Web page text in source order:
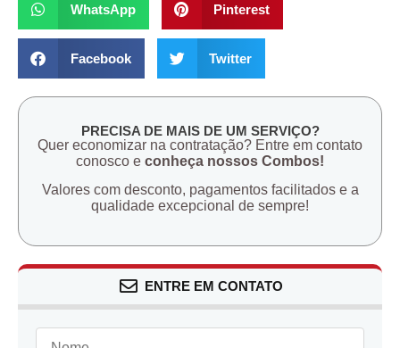
WhatsApp Pinterest
Facebook Twitter
PRECISA DE MAIS DE UM SERVIÇO?
Quer economizar na contratação? Entre em contato
conosco e conheça nossos Combos!
Valores com desconto, pagamentos facilitados e a
qualidade excepcional de sempre!
ENTRE EM CONTATO